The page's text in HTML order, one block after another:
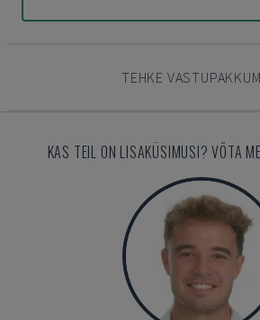
TEHKE
KAS TEIL ON LISAKÜSIMUSI? VÕTA